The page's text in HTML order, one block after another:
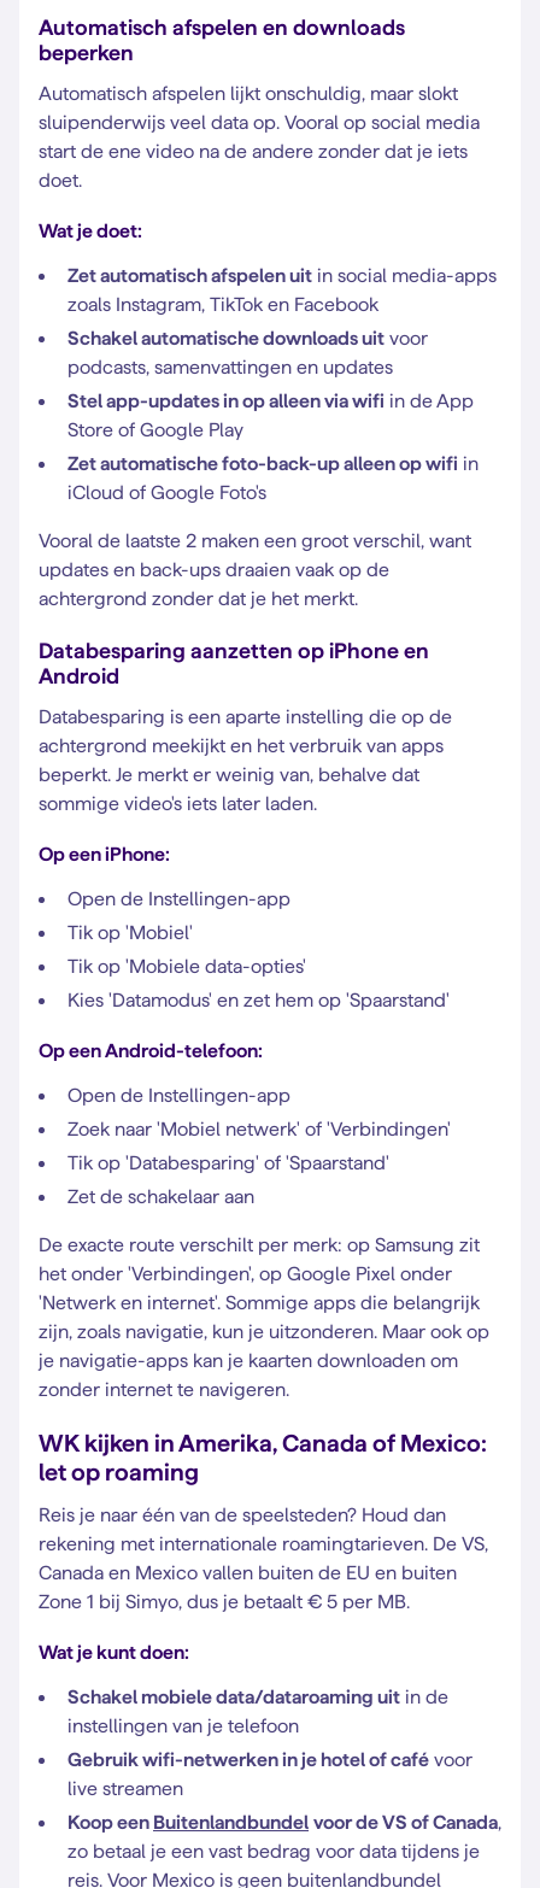
Automatisch afspelen en downloads
beperken
Automatisch afspelen lijkt onschuldig, maar slokt
sluipenderwijs veel data op. Vooral op social media
start de ene video na de andere zonder dat je iets
doet.
Wat je doet:
Zet automatisch afspelen uit in social media-apps
zoals Instagram, TikTok en Facebook
Schakel automatische downloads uit voor
podcasts, samenvattingen en updates
Stel app-updates in op alleen via wifi in de App
Store of Google Play
Zet automatische foto-back-up alleen op wifi in
iCloud of Google Foto's
Vooral de laatste 2 maken een groot verschil, want
updates en back-ups draaien vaak op de
achtergrond zonder dat je het merkt.
Databesparing aanzetten op iPhone en
Android
Databesparing is een aparte instelling die op de
achtergrond meekijkt en het verbruik van apps
beperkt. Je merkt er weinig van, behalve dat
sommige video's iets later laden.
Op een iPhone:
Open de Instellingen-app
Tik op 'Mobiel'
Tik op 'Mobiele data-opties'
Kies 'Datamodus' en zet hem op 'Spaarstand'
Op een Android-telefoon:
Open de Instellingen-app
Zoek naar 'Mobiel netwerk' of 'Verbindingen'
Tik op 'Databesparing' of 'Spaarstand'
Zet de schakelaar aan
De exacte route verschilt per merk: op Samsung zit
het onder 'Verbindingen', op Google Pixel onder
'Netwerk en internet'. Sommige apps die belangrijk
zijn, zoals navigatie, kun je uitzonderen. Maar ook op
je navigatie-apps kan je kaarten downloaden om
zonder internet te navigeren.
WK kijken in Amerika, Canada of Mexico:
let op roaming
Reis je naar één van de speelsteden? Houd dan
rekening met internationale roamingtarieven. De VS,
Canada en Mexico vallen buiten de EU en buiten
Zone 1 bij Simyo, dus je betaalt € 5 per MB.
Wat je kunt doen:
Schakel mobiele data/dataroaming uit in de
instellingen van je telefoon
Gebruik wifi-netwerken in je hotel of café voor
live streamen
Koop een Buitenlandbundel voor de VS of Canada,
zo betaal je een vast bedrag voor data tijdens je
reis. Voor Mexico is geen buitenlandbundel